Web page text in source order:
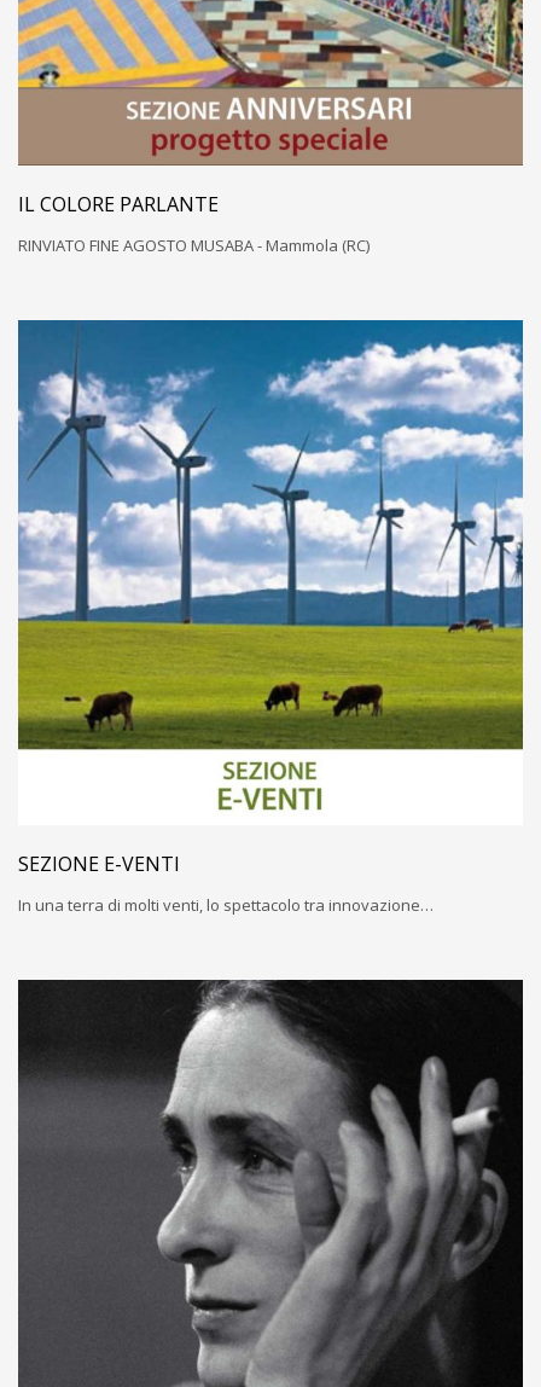
IL COLORE PARLANTE
RINVIATO FINE AGOSTO MUSABA - Mammola (RC)
SEZIONE E-VENTI
In una terra di molti venti, lo spettacolo tra innovazione…